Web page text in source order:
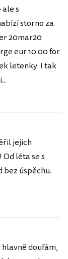
s
storno za
20mar20
eur 10.00 for
letenky. I tak
jejich
léta se s
bez úspěchu.
doufám,